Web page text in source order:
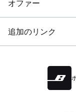
オファー
追加のリンク